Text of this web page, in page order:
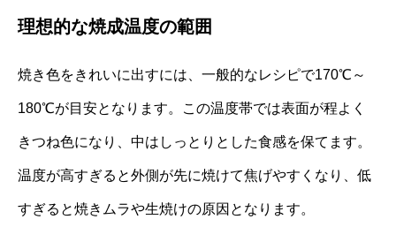
理想的な焼成温度の範囲
焼き色をきれいに出すには、一般的なレシピで170℃～
180℃が目安となります。この温度帯では表面が程よく
きつね色になり、中はしっとりとした食感を保てます。
温度が高すぎると外側が先に焼けて焦げやすくなり、低
すぎると焼きムラや生焼けの原因となります。